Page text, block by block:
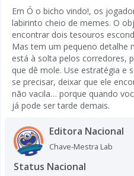
Em Ó o bicho vindo!, os
labirinto cheio de memes. O
encontrar dois tesouros
Mas tem um pequeno detalhe
está à solta pelos corredores,
que dê mole. Use estratégia e
se precisar, deixar que ele
não vacila… porque quando
já pode ser tarde demais.
Editora Nacional
Chave-Mestra Lab
Status Nacional